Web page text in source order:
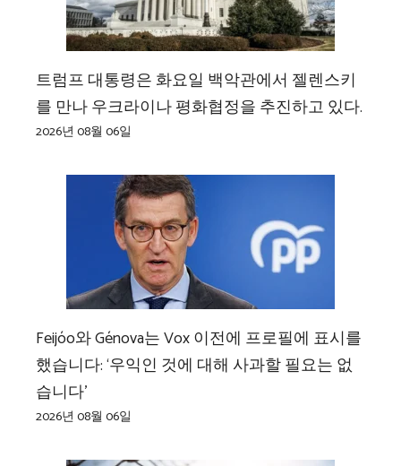
트럼프 대통령은 화요일 백악관에서 젤렌스키
를 만나 우크라이나 평화협정을 추진하고 있다.
2026년 08월 06일
Feijóo와 Génova는 Vox 이전에 프로필에 표시를
했습니다: ‘우익인 것에 대해 사과할 필요는 없
습니다’
2026년 08월 06일